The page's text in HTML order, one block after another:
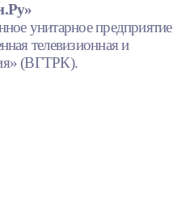
унитарное предприятие
телевизионная и
(ВГТРК).